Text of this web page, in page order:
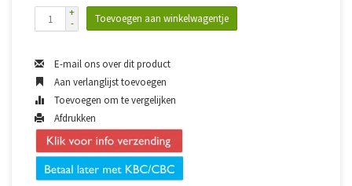
+
-
Toevoegen aan winkelwagentje
E-mail ons over dit product
Aan verlanglijst toevoegen
Toevoegen om te vergelijken
Afdrukken